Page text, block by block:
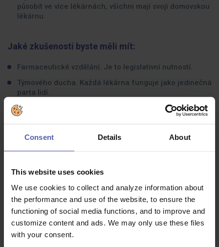
Consent Details About
This website uses cookies
We use cookies to collect and analyze information about
the performance and use of the website, to ensure the
functioning of social media functions, and to improve and
customize content and ads. We may only use these files
with your consent.
působit ve více lékárnách, všichni mají svoji domovskou
lékárnu.
Jaké zkušenosti byste měli mít:
Farmaceutické vzdělání. Je to legislativní nutností.
Týmového ducha. Každá lékárna funguje jako jedinečná
parta lidí.
Zájem o pacienta a jeho zdraví a ochotu poskytovat
kvalitní odborné poradenství.
Příjemné vystupování a spolehlivost.
Na předchozí praxi nezáleží. Máme vyvážený tým
farmaceutů. Vzájemně si pomáháme a své zkušenosti
Co dostanete na oplátku:
ve slevách na nákup v lékárnách BENU a
veškeré služby Center prevence s poradenstvím